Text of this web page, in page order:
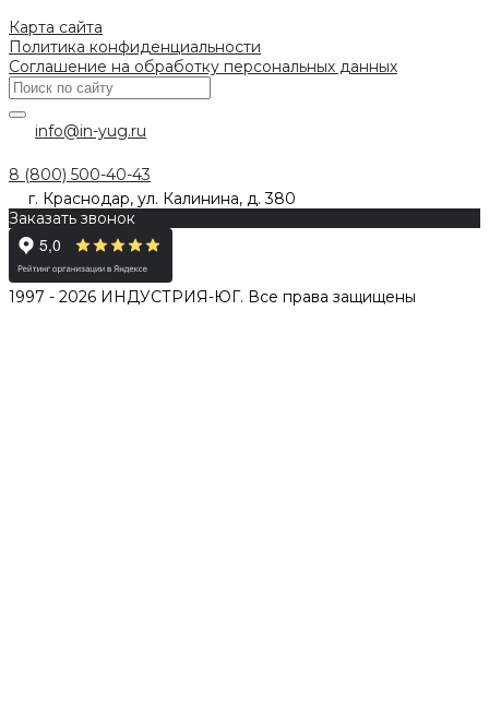
Карта сайта
Политика конфиденциальности
Соглашение на обработку персональных данных
info@in-yug.ru
8 (800) 500-40-43
г. Краснодар, ул. Калинина, д. 380
Заказать звонок
1997 - 2026 ИНДУСТРИЯ-ЮГ. Все права защищены